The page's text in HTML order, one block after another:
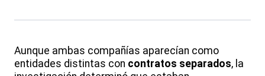
Aunque ambas compañías aparecían como
entidades distintas con contratos separados, la